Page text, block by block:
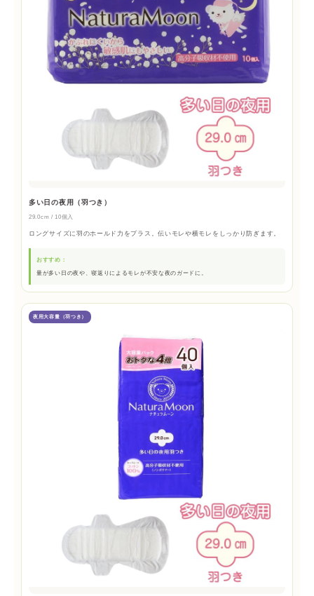
多い日の夜用（羽つき）
29.0cm / 10個入
ロングサイズに羽のホールド力をプラス。伝いモレや横モレをしっかり防ぎます。
おすすめ：
量が多い日の夜や、寝返りによるモレが不安な夜のガードに。
夜用大容量（羽つき）